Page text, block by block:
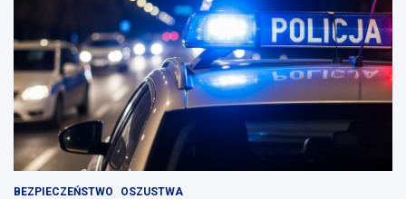
BEZPIECZEŃSTWO OSZUSTWA